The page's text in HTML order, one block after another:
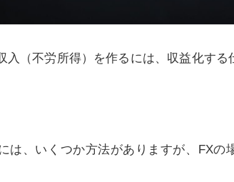
入（不労所得）を作るには、収益化す
は、いくつか方法がありますが、FXの